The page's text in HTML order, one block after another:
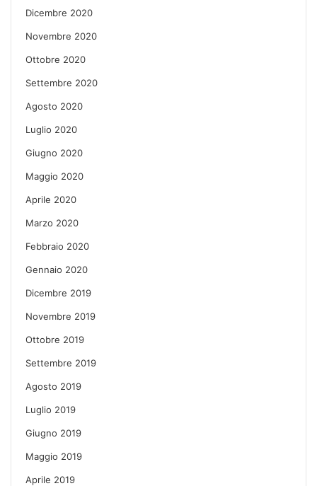
Dicembre 2020
Novembre 2020
Ottobre 2020
Settembre 2020
Agosto 2020
Luglio 2020
Giugno 2020
Maggio 2020
Aprile 2020
Marzo 2020
Febbraio 2020
Gennaio 2020
Dicembre 2019
Novembre 2019
Ottobre 2019
Settembre 2019
Agosto 2019
Luglio 2019
Giugno 2019
Maggio 2019
Aprile 2019